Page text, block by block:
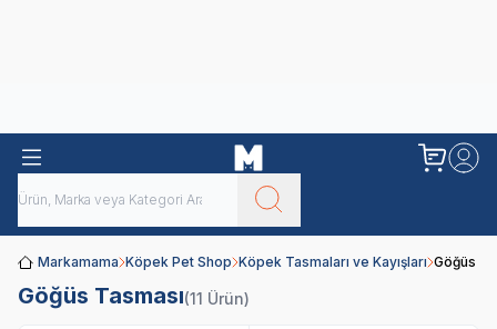
Markamama Köpek Pet Shop Köpek Tasmaları ve Kayışları Göğüs
Göğüs Tasması(11 Ürün)